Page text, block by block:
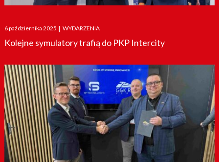
Posted
on
6 października 2025 | WYDARZENIA
Kolejne symulatory trafią do PKP Intercity